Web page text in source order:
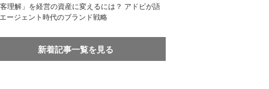
客理解」を経営の資産に変えるには？ アドビが語
ージェント時代のブランド戦略
新着記事一覧を見る